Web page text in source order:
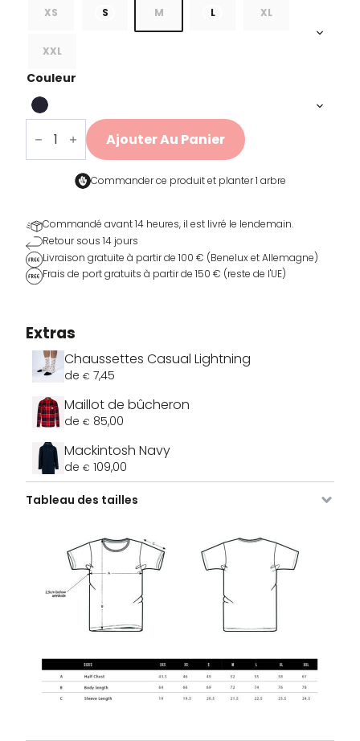
initial
€39,00.
actuel
€19,50.
XS S M L XL
XXL
Couleur
quantité
de
Watt
Man
Ajouter Au Panier
Commander ce produit et planter 1 arbre
Commandé avant 14 heures, il est livré le lendemain.
Retour sous 14 jours
Livraison gratuite à partir de 100 € (Benelux et Allemagne)
Frais de port gratuits à partir de 150 € (reste de l'UE)
Extras
Chaussettes Casual Lightning
de € 7,45
Maillot de bûcheron
de € 85,00
Mackintosh Navy
de € 109,00
Tableau des tailles